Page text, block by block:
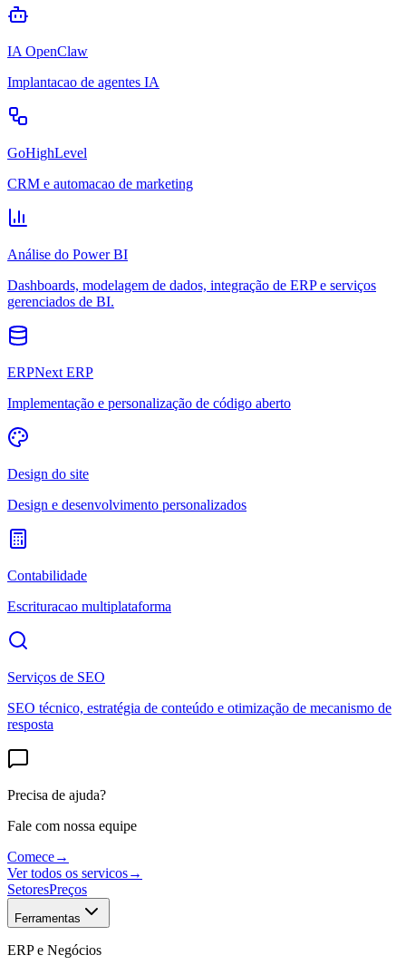
IA OpenClaw
Implantacao de agentes IA
GoHighLevel
CRM e automacao de marketing
Análise do Power BI
Dashboards, modelagem de dados, integração de ERP e serviços
gerenciados de BI.
ERPNext ERP
Implementação e personalização de código aberto
Design do site
Design e desenvolvimento personalizados
Contabilidade
Escrituracao multiplataforma
Serviços de SEO
SEO técnico, estratégia de conteúdo e otimização de mecanismo de
resposta
Precisa de ajuda?
Fale com nossa equipe
Comece→
Ver todos os servicos→
SetoresPreços
Ferramentas
ERP e Negócios